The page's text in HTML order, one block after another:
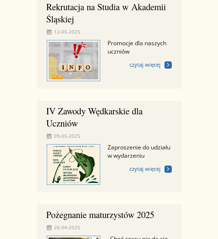
Rekrutacja na Studia w Akademii
Śląskiej
12-05-2025
Promocje dla naszych
uczniów
czytaj więcej
IV Zawody Wędkarskie dla
Uczniów
09-05-2025
Zaproszenie do udziału
w wydarzeniu
czytaj więcej
Pożegnanie maturzystów 2025
26-04-2025